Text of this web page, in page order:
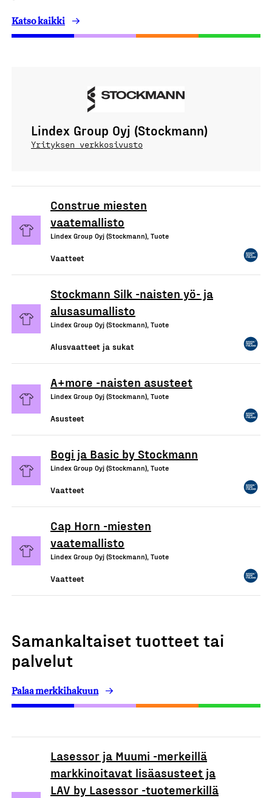
Katso kaikki
Lindex Group Oyj (Stockmann)
Yrityksen verkkosivusto
Construe miesten
vaatemallisto
Lindex Group Oyj (Stockmann), Tuote
Vaatteet
Stockmann Silk -naisten yö- ja
alusasumallisto
Lindex Group Oyj (Stockmann), Tuote
Alusvaatteet ja sukat
A+more -naisten asusteet
Lindex Group Oyj (Stockmann), Tuote
Asusteet
Bogi ja Basic by Stockmann
Lindex Group Oyj (Stockmann), Tuote
Vaatteet
Cap Horn -miesten
vaatemallisto
Lindex Group Oyj (Stockmann), Tuote
Vaatteet
Samankaltaiset tuotteet tai
palvelut
Palaa merkkihakuun
Lasessor ja Muumi -merkeillä
markkinoitavat lisäasusteet ja
LAV by Lasessor -tuotemerkillä